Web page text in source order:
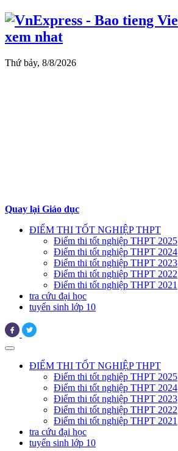
Thứ bảy, 8/8/2026
Quay lại Giáo dục
ĐIỂM THI TỐT NGHIỆP THPT
Điểm thi tốt nghiệp THPT 2025
Điểm thi tốt nghiệp THPT 2024
Điểm thi tốt nghiệp THPT 2023
Điểm thi tốt nghiệp THPT 2022
Điểm thi tốt nghiệp THPT 2021
tra cứu đại học
tuyển sinh lớp 10
ĐIỂM THI TỐT NGHIỆP THPT
Điểm thi tốt nghiệp THPT 2025
Điểm thi tốt nghiệp THPT 2024
Điểm thi tốt nghiệp THPT 2023
Điểm thi tốt nghiệp THPT 2022
Điểm thi tốt nghiệp THPT 2021
tra cứu đại học
tuyển sinh lớp 10